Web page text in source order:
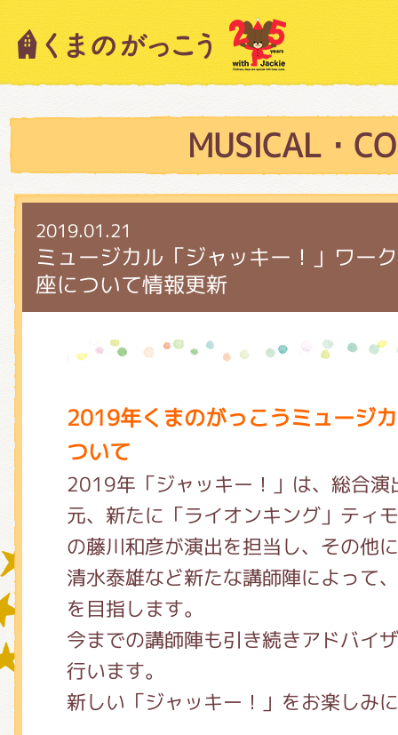
MUSICAL・
2019.01.21
ミュージカル「ジャッキー！」ワ
座について情報更新
2019年くまのがっこうミュージ
ついて
2019年「ジャッキー！」は、総合演
元、新たに「ライオンキング」ティ
の藤川和彦が演出を担当し、その他
清水泰雄など新たな講師陣によって
を目指します。
今までの講師陣も引き続きアドバイ
行います。
新しい「ジャッキー！」をお楽しみ
キャラクター紹介
スタッフブログ
絵本・作家紹介
グッズインフォメーション
ミュージカル・コンサート
おたのしみコンテンツ(クイズ・
チア ジャッキーズ！